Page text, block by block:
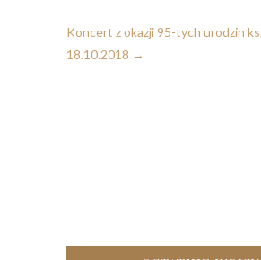
Koncert z okazji 95-tych urodzin
18.10.2018 →